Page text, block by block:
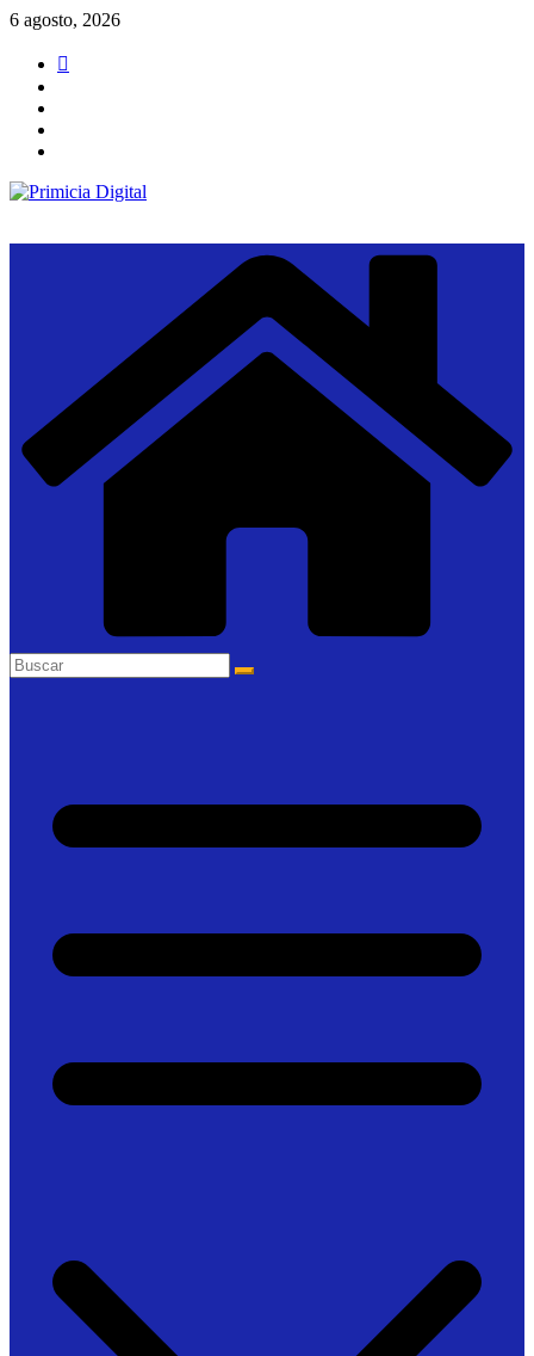
Saltar
contenido
6 agosto, 2026